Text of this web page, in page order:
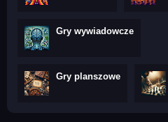
Gry wywiadowcze
Gry planszowe